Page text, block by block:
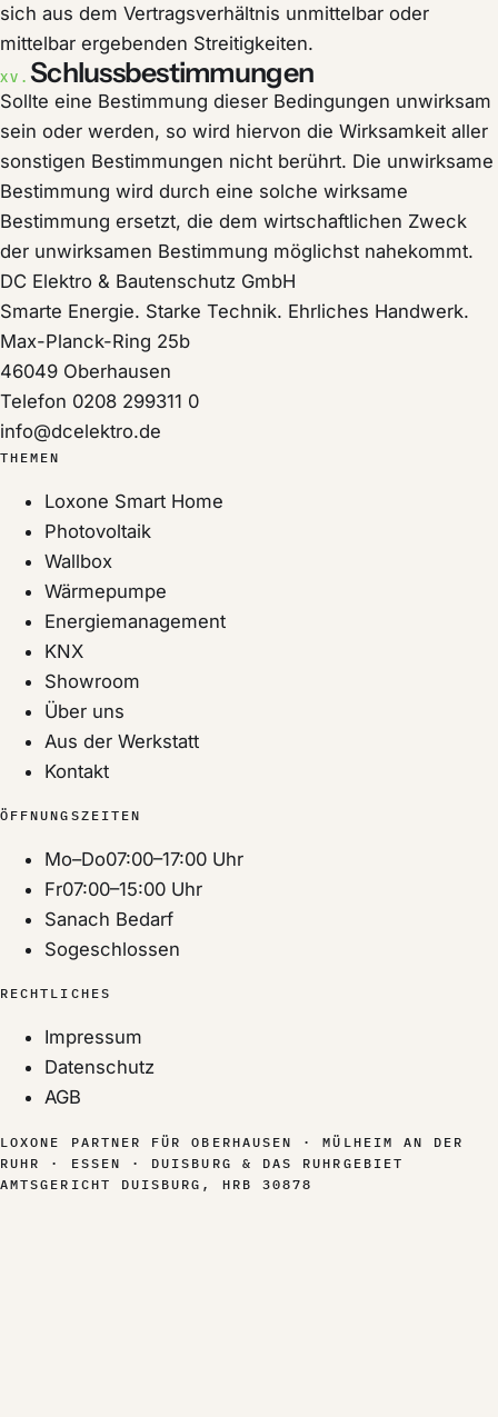
sich aus dem Vertragsverhältnis unmittelbar oder
mittelbar ergebenden Streitigkeiten.
XV.Schlussbestimmungen
Sollte eine Bestimmung dieser Bedingungen unwirksam
sein oder werden, so wird hiervon die Wirksamkeit aller
sonstigen Bestimmungen nicht berührt. Die unwirksame
Bestimmung wird durch eine solche wirksame
Bestimmung ersetzt, die dem wirtschaftlichen Zweck
der unwirksamen Bestimmung möglichst nahekommt.
DC Elektro & Bautenschutz GmbH
Smarte Energie. Starke Technik. Ehrliches Handwerk.
Max-Planck-Ring 25b
46049 Oberhausen
Telefon 0208 299311 0
info@dcelektro.de
THEMEN
Loxone Smart Home
Photovoltaik
Wallbox
Wärmepumpe
Energiemanagement
KNX
Showroom
Über uns
Aus der Werkstatt
Kontakt
ÖFFNUNGSZEITEN
Mo–Do07:00–17:00 Uhr
Fr07:00–15:00 Uhr
Sanach Bedarf
Sogeschlossen
RECHTLICHES
Impressum
Datenschutz
AGB
LOXONE PARTNER FÜROBERHAUSEN · MÜLHEIM AN DER
RUHR · ESSEN · DUISBURG
& DAS RUHRGEBIET
AMTSGERICHT DUISBURG, HRB 30878